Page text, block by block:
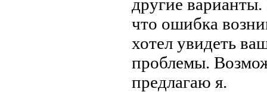
другие
что ошибка
хотел увидеть
проблемы.
предлагаю я.